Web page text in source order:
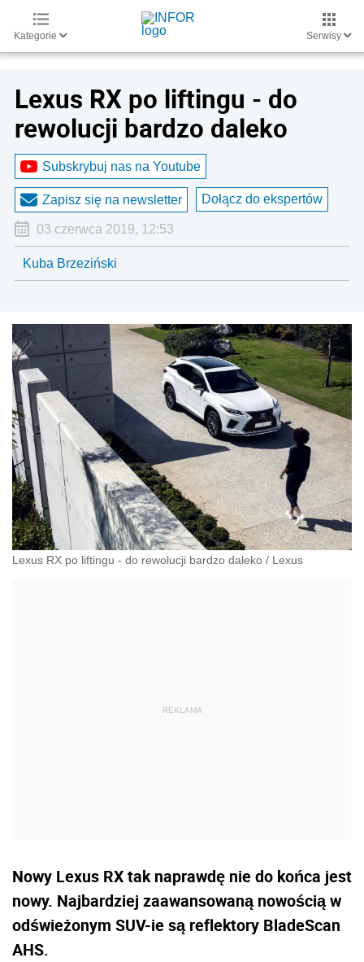
Kategorie Serwisy
Lexus RX po liftingu - do
rewolucji bardzo daleko
Subskrybuj nas na Youtube
Zapisz się na newsletter Dołącz do ekspertów
03 czerwca 2019, 12:53
Kuba Brzeziński
Lexus RX po liftingu - do rewolucji bardzo daleko / Lexus
Nowy Lexus RX tak naprawdę nie do końca jest
nowy. Najbardziej zaawansowaną nowością w
odświeżonym SUV-ie są reflektory BladeScan
AHS.